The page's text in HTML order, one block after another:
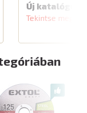
Új katalógus
Tekintse meg a